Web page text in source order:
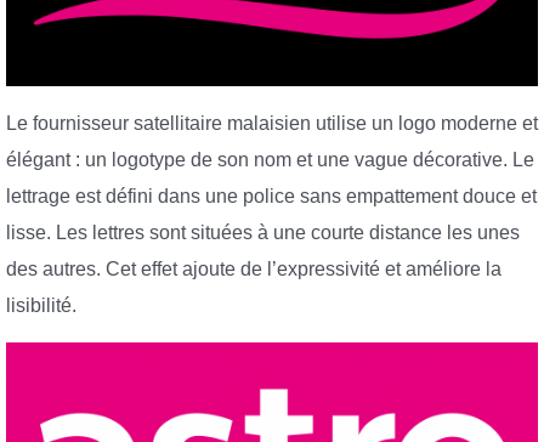
Le fournisseur satellitaire malaisien utilise un logo moderne et
élégant : un logotype de son nom et une vague décorative. Le
lettrage est défini dans une police sans empattement douce et
lisse. Les lettres sont situées à une courte distance les unes
des autres. Cet effet ajoute de l’expressivité et améliore la
lisibilité.